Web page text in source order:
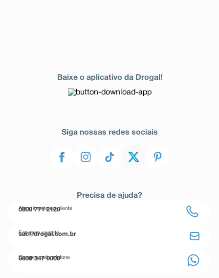
Baixe o aplicativo da Drogal!
Siga nossas redes sociais
Precisa de ajuda?
Atendimento ao cliente
0800 771 2120
Entre em contato
sac@drogal.com.br
Compre pelo telefone
0800 347 0000